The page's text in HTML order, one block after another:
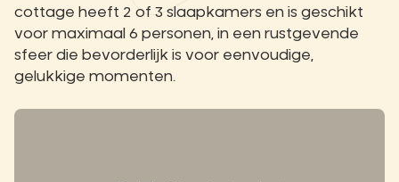
cottage heeft 2 of 3 slaapkamers en is geschikt
voor maximaal 6 personen, in een rustgevende
sfeer die bevorderlijk is voor eenvoudige,
gelukkige momenten.